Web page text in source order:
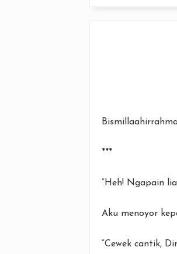
***
“Heh! Ngapain
Aku menoyor
“Cewek cantik,